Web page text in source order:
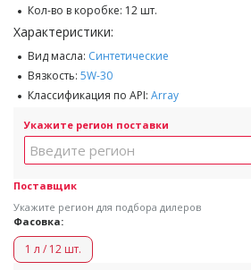
Кол-во в коробке: 12 шт.
Характеристики:
Вид масла: Синтетические
Вязкость: 5W-30
Классификация по API: Array
Укажите регион поставки
Поставщик
Укажите регион для подбора дилеров
Фасовка:
1 л / 12 шт.